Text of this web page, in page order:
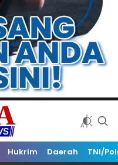
Hukrim Daerah TNI/